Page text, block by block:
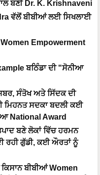
ਬਣੀ Dr. K. Krishnaveni
ਵੱਲੋਂ ਬੀਬੀਆਂ ਲਈ ਸਿਖਲਾਈ
Empowerment
ਬਠਿੰਡਾ ਦੀ "ਸੋਨੀਆ
ਸੰਤੋਖ ਅਤੇ ਸਿੱਦਕ ਦੀ
ਮਿਹਨਤ ਸਦਕਾ ਬਦਲੀ ਕਈ
National Award
ਬਣੇ ਲੋਕਾਂ ਵਿੱਚ ਹਰਮਨ
ਰਹੀ ਗੁੱਡੀ, ਕਈ ਔਰਤਾਂ ਨੂੰ
ਬੀਬੀਆਂ Women